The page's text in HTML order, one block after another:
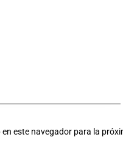
este navegador para la